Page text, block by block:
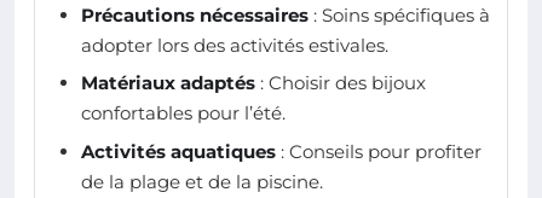
Précautions nécessaires : Soins spécifiques à
adopter lors des activités estivales.
Matériaux adaptés : Choisir des bijoux
confortables pour l’été.
Activités aquatiques : Conseils pour profiter
de la plage et de la piscine.